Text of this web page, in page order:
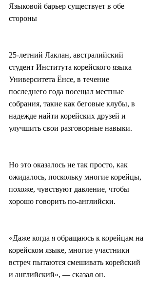
Языковой барьер существует в обе
стороны
25-летний Лаклан, австралийский
студент Института корейского языка
Университета Ёнсе, в течение
последнего года посещал местные
собрания, такие как беговые клубы, в
надежде найти корейских друзей и
улучшить свои разговорные навыки.
Но это оказалось не так просто, как
ожидалось, поскольку многие корейцы,
похоже, чувствуют давление, чтобы
хорошо говорить по-английски.
«Даже когда я обращаюсь к корейцам на
корейском языке, многие участники
встреч пытаются смешивать корейский
и английский», — сказал он.